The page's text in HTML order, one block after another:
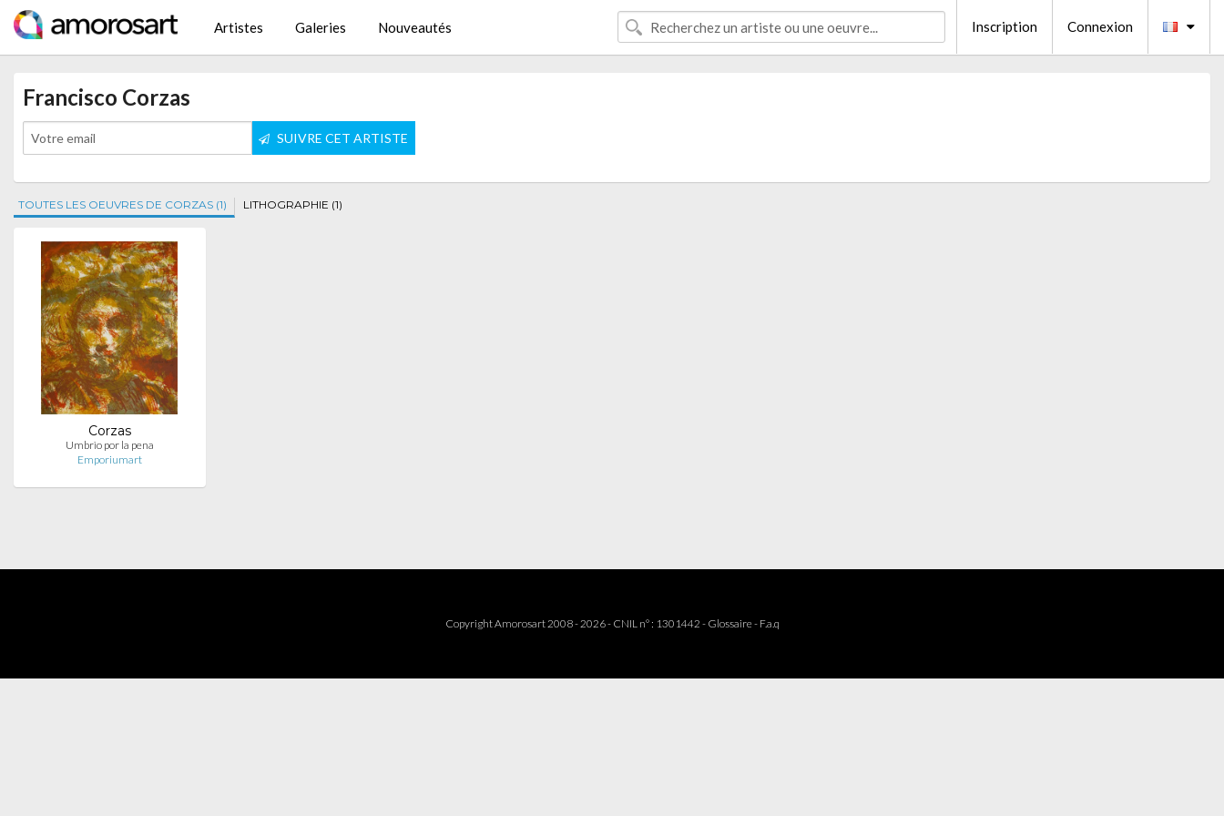
Artistes Galeries Nouveautés Inscription Connexion
Francisco Corzas
SUIVRE CET ARTISTE
TOUTES LES OEUVRES DE CORZAS (1) LITHOGRAPHIE (1)
Corzas
Umbrìo por la pena
Emporiumart
Copyright Amorosart 2008 - 2026 - CNIL n° : 1301442 - Glossaire- F.a.q